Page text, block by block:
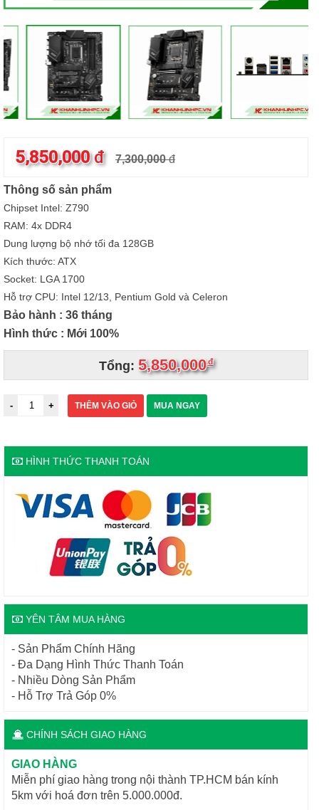
5,850,000đ 7,300,000đ
Thông số sản phẩm
Chipset Intel: Z790
RAM: 4x DDR4
Dung lượng bộ nhớ tối đa 128GB
Kích thước: ATX
Socket: LGA 1700
Hỗ trợ CPU: Intel 12/13, Pentium Gold và Celeron
Bảo hành : 36 tháng
Hình thức : Mới 100%
Tổng: 5,850,000đ
THÊM VÀO GIỎ MUA NGAY
HÌNH THỨC THANH TOÁN
YÊN TÂM MUA HÀNG
- Sản Phẩm Chính Hãng
- Đa Dạng Hình Thức Thanh Toán
- Nhiều Dòng Sản Phẩm
- Hỗ Trợ Trả Góp 0%
CHÍNH SÁCH GIAO HÀNG
GIAO HÀNG
Miễn phí giao hàng trong nội thành TP.HCM bán kính
5km với hoá đơn trên 5.000.000đ.